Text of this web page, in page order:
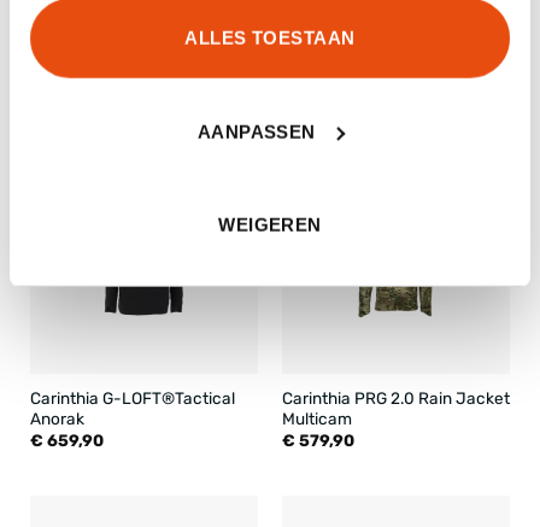
ALLES TOESTAAN
AANPASSEN
WEIGEREN
Carinthia MIG 4.0 Jacket NFP
Carinthia G-LOFT®Tactical
Anorak
€ 659,90
Carinthia PRG 2.0 Rain Jacket
Multicam
€ 579,90